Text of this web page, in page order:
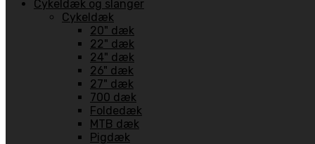
Cykeldæk og slanger
Cykeldæk
20" dæk
22" dæk
24" dæk
26" dæk
27" dæk
700 dæk
Foldedæk
MTB dæk
Pigdæk